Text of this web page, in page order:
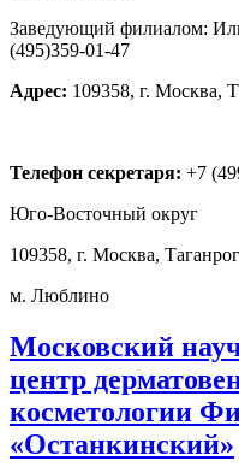
Заведующий филиалом:
(495)359-01-47
Адрес: 109358, г. Москва,
Телефон секретаря: +7
Юго-Восточный округ
109358, г. Москва,
м. Люблино
Московский
центр
косметологии
«Останкинский»